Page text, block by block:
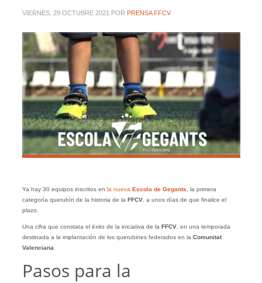
VIERNES, 29 OCTUBRE 2021 POR PRENSA FFCV
Ya hay 30 equipos inscritos en la nueva Escola de Gegants , la primera
categoría querubín de la historia de la FFCV, a unos días de que finalice el
plazo.
Una cifra que constata el éxito de la iniciativa de la FFCV, en una temporada
destinada a la implantación de los querubines federados en la Comunitat
Valenciana
Pasos para la